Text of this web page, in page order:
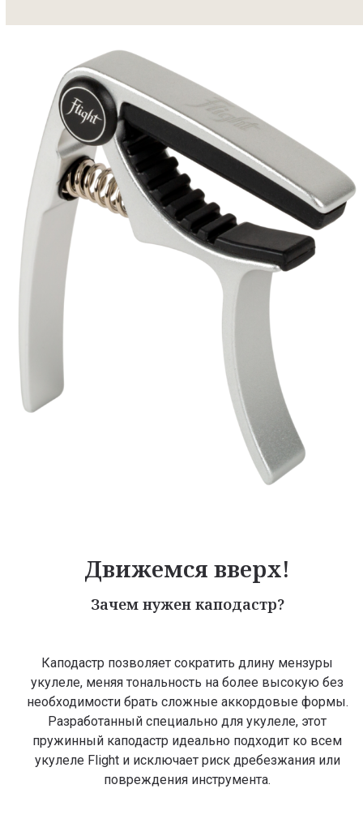
Движемся вверх!
Зачем нужен каподастр?
Каподастр позволяет сократить длину мензуры
укулеле, меняя тональность на более высокую без
необходимости брать сложные аккордовые формы.
Разработанный специально для укулеле, этот
пружинный каподастр идеально подходит ко всем
укулеле Flight и исключает риск дребезжания или
повреждения инструмента.